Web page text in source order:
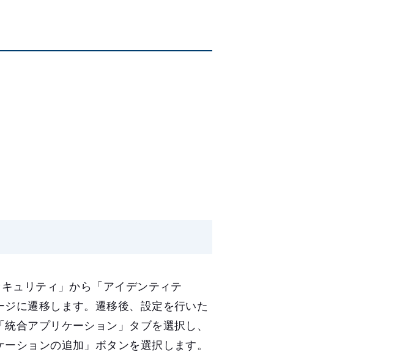
ュリティ」から「アイデンティテ
に遷移します。遷移後、設定を行いた
合アプリケーション」タブを選択し、
ションの追加」ボタンを選択します。